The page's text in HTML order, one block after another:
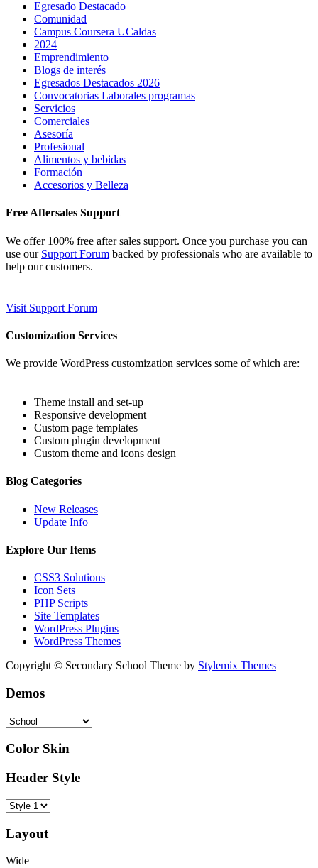
Egresado Destacado
Comunidad
Campus Coursera UCaldas
2024
Emprendimiento
Blogs de interés
Egresados Destacados 2026
Convocatorias Laborales programas
Servicios
Comerciales
Asesoría
Profesional
Alimentos y bebidas
Formación
Accesorios y Belleza
Free Aftersales Support
We offer 100% free after sales support. Once you purchase you can
use our Support Forum backed by professionals who are available to
help our customers.
Visit Support Forum
Customization Services
We provide WordPress customization services some of which are:
Theme install and set-up
Responsive development
Custom page templates
Custom plugin development
Custom theme and icons design
Blog Categories
New Releases
Update Info
Explore Our Items
CSS3 Solutions
Icon Sets
PHP Scripts
Site Templates
WordPress Plugins
WordPress Themes
Copyright © Secondary School Theme by Stylemix Themes
Demos
Color Skin
Header Style
Layout
Wide